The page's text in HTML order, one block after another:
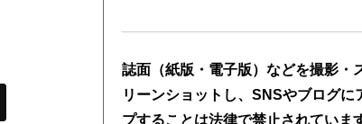
誌面（紙版・電子版）などを撮影・
リーンショットし、SNSやブログに
プすることは法律で禁止されていま